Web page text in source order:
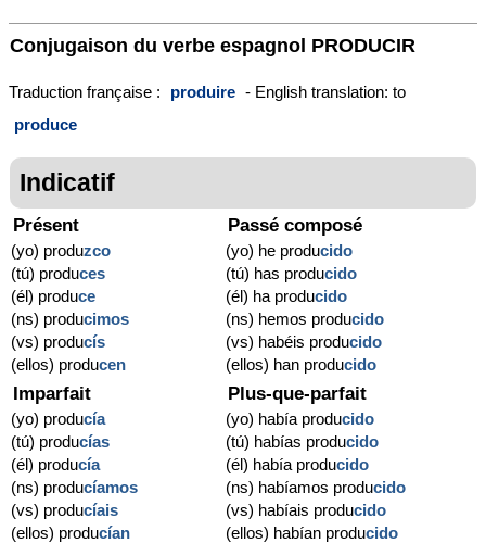
Conjugaison du verbe espagnol PRODUCIR
Traduction française : produire - English translation: to
produce
Indicatif
Présent
(yo) produzco
(tú) produces
(él) produce
(ns) producimos
(vs) producís
(ellos) producen
Passé composé
(yo) he producido
(tú) has producido
(él) ha producido
(ns) hemos producido
(vs) habéis producido
(ellos) han producido
Imparfait
(yo) producía
(tú) producías
(él) producía
(ns) producíamos
(vs) producíais
(ellos) producían
Plus-que-parfait
(yo) había producido
(tú) habías producido
(él) había producido
(ns) habíamos producido
(vs) habíais producido
(ellos) habían producido